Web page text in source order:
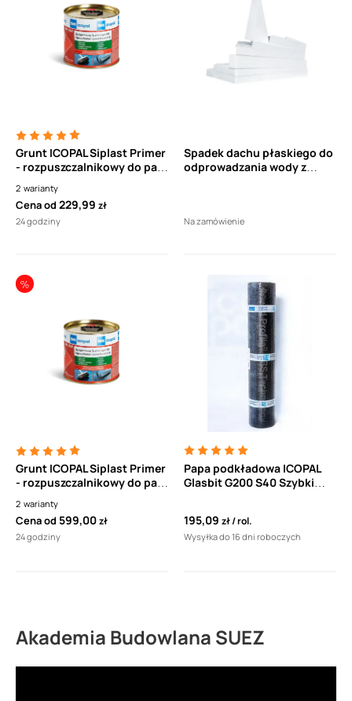
Grunt ICOPAL Siplast Primer
- rozpuszczalnikowy do pap
termozgrzewalnych
2 warianty
Cena od229,99 zł
24 godziny
Spadek dachu płaskiego do
odprowadzania wody z
Na zamówienie
Grunt ICOPAL Siplast Primer
- rozpuszczalnikowy do pap
termozgrzewalnych
2 warianty
Cena od 599,00zł
24 godziny
Papa podkładowa ICOPAL
Glasbit G200 S40 Szybki
mechanicznego
195,09 zł rol.
Wysyłka do 16 dni roboczych
Akademia Budowlana SUEZ